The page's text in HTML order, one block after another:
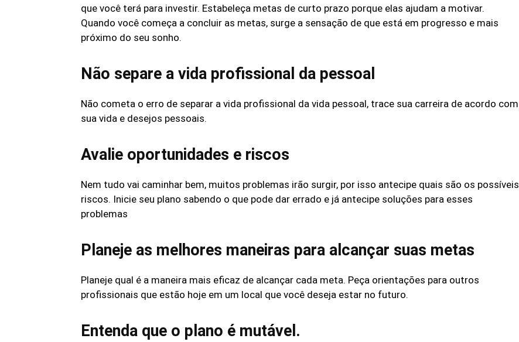
que você terá para investir. Estabeleça metas de curto prazo porque elas ajudam a motivar.
Quando você começa a concluir as metas, surge a sensação de que está em progresso e mais
próximo do seu sonho.
Não separe a vida profissional da pessoal
Não cometa o erro de separar a vida profissional da vida pessoal, trace sua carreira de acordo com
sua vida e desejos pessoais.
Avalie oportunidades e riscos
Nem tudo vai caminhar bem, muitos problemas irão surgir, por isso antecipe quais são os possíveis
riscos. Inicie seu plano sabendo o que pode dar errado e já antecipe soluções para esses
problemas
Planeje as melhores maneiras para alcançar suas metas
Planeje qual é a maneira mais eficaz de alcançar cada meta. Peça orientações para outros
profissionais que estão hoje em um local que você deseja estar no futuro.
Entenda que o plano é mutável.